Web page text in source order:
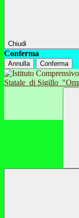
Chiudi
Conferma
Annulla Conferma
Statale di Sigillo